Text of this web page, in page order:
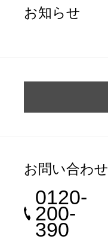
お知らせ
お問い合わせ
0120-
200-
390